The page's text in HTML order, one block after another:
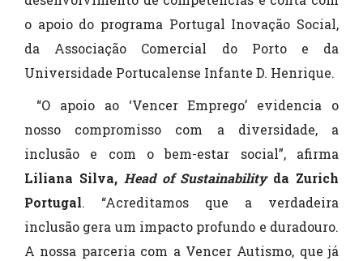
o apoio do programa Portugal Inovação Social,
da Associação Comercial do Porto e da
Universidade Portucalense Infante D. Henrique.
“O apoio ao ‘Vencer Emprego’ evidencia o
nosso compromisso com a diversidade, a
inclusão e com o bem-estar social”, afirma
Liliana Silva, Head of Sustainabilityda Zurich
Portugal. “Acreditamos que a verdadeira
inclusão gera um impacto profundo e duradouro.
A nossa parceria com a Vencer Autismo, que já